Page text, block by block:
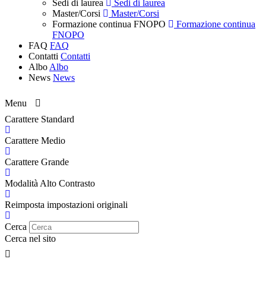
Sedi di laurea
Sedi di laurea
Master/Corsi
Master/Corsi
Formazione continua FNOPO
Formazione continua
FNOPO
FAQ FAQ
Contatti Contatti
Albo Albo
News News
Menu
Carattere Standard
Carattere Medio
Carattere Grande
Modalità Alto Contrasto
Reimposta impostazioni originali
Cerca
Cerca nel sito